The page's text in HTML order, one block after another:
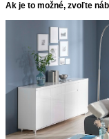
OBCHODNÉ PODMIENKY
PRIPOMIENKY
Ak je to možné, zvoľte